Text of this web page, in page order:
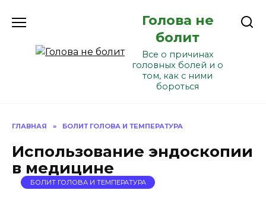
Голова не
болит
Все о причинах
головных болей и о
том, как с ними
бороться
ГЛАВНАЯ » БОЛИТ ГОЛОВА И ТЕМПЕРАТУРА
Использование эндоскопии
в медицине
БОЛИТ ГОЛОВА И ТЕМПЕРАТУРА